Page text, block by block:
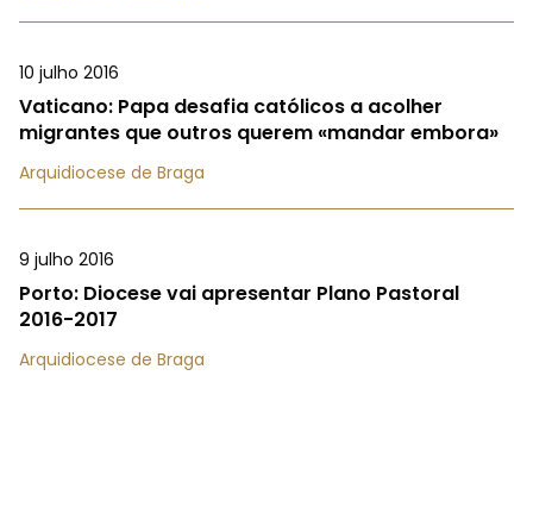
10 julho 2016
Vaticano: Papa desafia católicos a acolher
migrantes que outros querem «mandar embora»
Arquidiocese de Braga
9 julho 2016
Porto: Diocese vai apresentar Plano Pastoral
2016-2017
Arquidiocese de Braga